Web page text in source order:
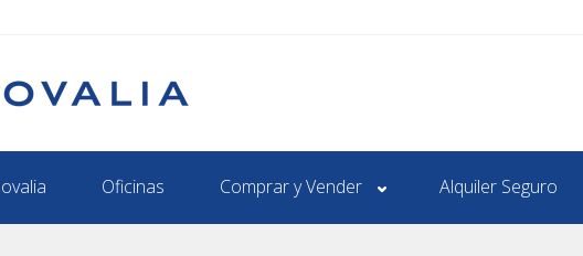
Oficinas Comprar y Vender Alquiler Seguro